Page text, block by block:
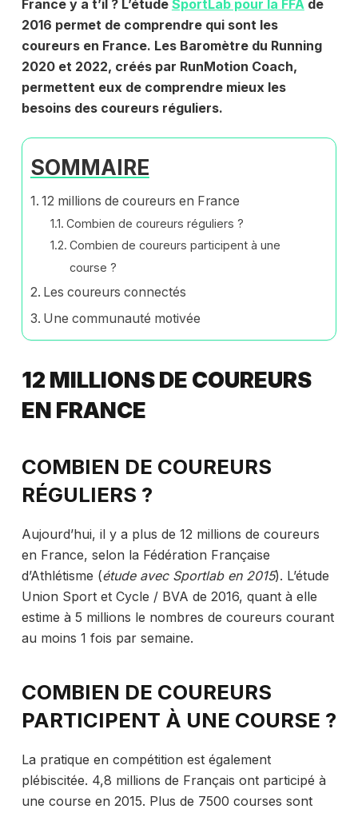
France y a t’il ? L’étude SportLab pour la FFA de
2016 permet de comprendre qui sont les
coureurs en France. Les Baromètre du Running
2020 et 2022, créés par RunMotion Coach,
permettent eux de comprendre mieux les
besoins des coureurs réguliers.
SOMMAIRE
12 millions de coureurs en France
Combien de coureurs réguliers ?
Combien de coureurs participent à une
course ?
Les coureurs connectés
Une communauté motivée
12 MILLIONS DE COUREURS
EN FRANCE
COMBIEN DE COUREURS
RÉGULIERS ?
Aujourd’hui, il y a plus de 12 millions de coureurs
en France, selon la Fédération Française
d’Athlétisme (étude avec Sportlab en 2015). L’étude
Union Sport et Cycle / BVA de 2016, quant à elle
estime à 5 millions le nombres de coureurs courant
au moins 1 fois par semaine.
COMBIEN DE COUREURS
PARTICIPENT À UNE COURSE ?
La pratique en compétition est également
plébiscitée. 4,8 millions de Français ont participé à
une course en 2015. Plus de 7500 courses sont